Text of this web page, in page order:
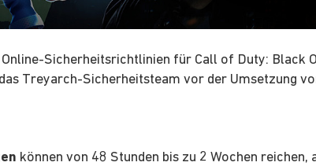
Sicherheitsrichtlinien für Call of Duty: Black
Treyarch-Sicherheitsteam vor der Umsetzung
können von 48 Stunden bis zu 2 Wochen